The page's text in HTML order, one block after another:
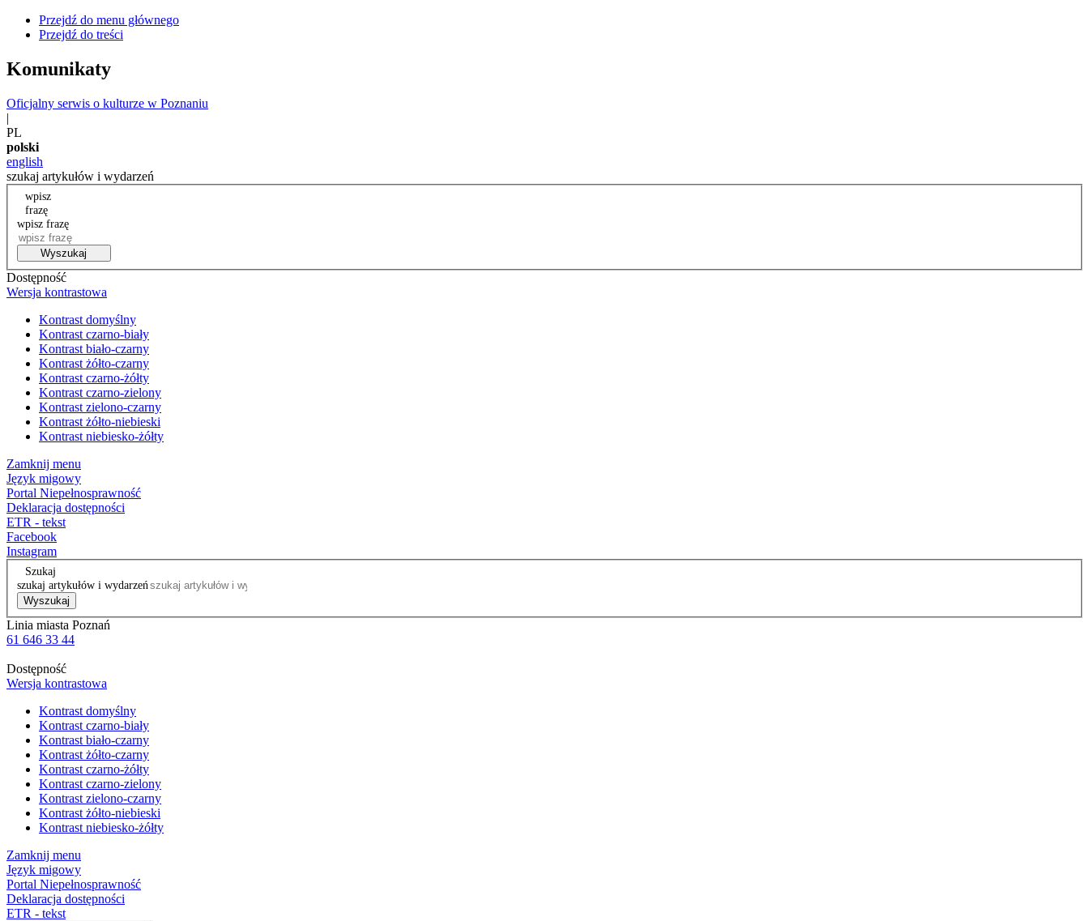
Przejdź do menu głównego
Przejdź do treści
Komunikaty
Oficjalny serwis o kulturze w Poznaniu
|
PL
polski
english
szukaj artykułów i wydarzeń
wpisz
frazę
wpisz frazę
Wyszukaj
Dostępność
Wersja kontrastowa
Kontrast domyślny
Kontrast czarno-biały
Kontrast biało-czarny
Kontrast żółto-czarny
Kontrast czarno-żółty
Kontrast czarno-zielony
Kontrast zielono-czarny
Kontrast żółto-niebieski
Kontrast niebiesko-żółty
Zamknij menu
Język migowy
Portal Niepełnosprawność
Deklaracja dostępności
ETR - tekst
Facebook
Instagram
Szukaj
szukaj artykułów i wydarzeń
Wyszukaj
Linia miasta Poznań
61 646 33 44
Dostępność
Wersja kontrastowa
Kontrast domyślny
Kontrast czarno-biały
Kontrast biało-czarny
Kontrast żółto-czarny
Kontrast czarno-żółty
Kontrast czarno-zielony
Kontrast zielono-czarny
Kontrast żółto-niebieski
Kontrast niebiesko-żółty
Zamknij menu
Język migowy
Portal Niepełnosprawność
Deklaracja dostępności
ETR - tekst